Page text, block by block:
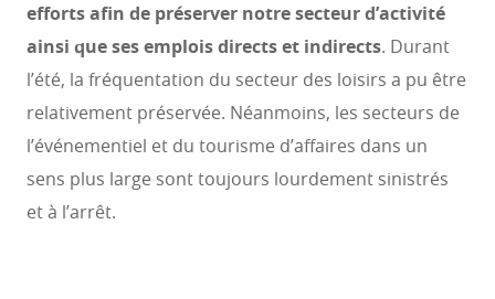
efforts afin de préserver notre secteur d’activité
ainsi que ses emplois directs et indirects. Durant
l’été, la fréquentation du secteur des loisirs a pu être
relativement préservée. Néanmoins, les secteurs de
l’événementiel et du tourisme d’affaires dans un
sens plus large sont toujours lourdement sinistrés
et à l’arrêt.